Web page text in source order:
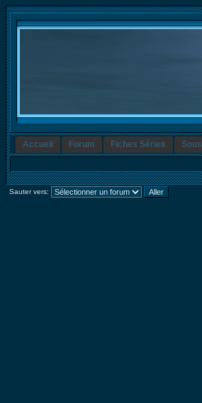
Accueil Forum Fiches Séries
Sauter vers: